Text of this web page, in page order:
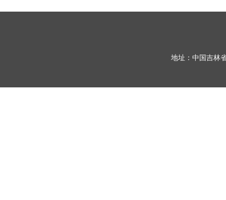
地址：中国吉林